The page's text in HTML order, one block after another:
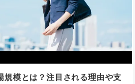
規模とは？注目される理由や支